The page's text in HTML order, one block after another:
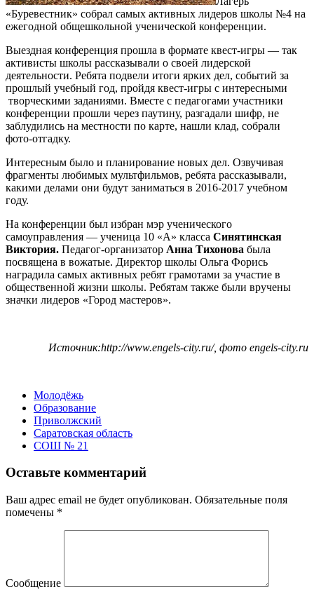
«Буревестник» собрал самых активных лидеров школы №4 на
ежегодной общешкольной ученической конференции.
Выездная конференция прошла в формате квест-игры — так
активисты школы рассказывали о своей лидерской
деятельности. Ребята подвели итоги ярких дел, событий за
прошлый учебный год, пройдя квест-игры с интересными
творческими заданиями. Вместе с педагогами участники
конференции прошли через паутину, разгадали шифр, не
заблудились на местности по карте, нашли клад, собрали
фото-отгадку.
Интересным было и планирование новых дел. Озвучивая
фрагменты любимых мультфильмов, ребята рассказывали,
какими делами они будут заниматься в 2016-2017 учебном
году.
На конференции был избран мэр ученического
самоуправления — ученица 10 «А» класса Синятинская
Виктория. Педагог-организатор Анна Тихонова была
посвящена в вожатые. Директор школы Ольга Форись
наградила самых активных ребят грамотами за участие в
общественной жизни школы. Ребятам также были вручены
значки лидеров «Город мастеров».
Источник:http://www.engels-city.ru/, фото engels-city.ru
Молодёжь
Образование
Приволжский
Саратовская область
СОШ № 21
Оставьте комментарий
Ваш адрес email не будет опубликован. Обязательные поля
помечены *
Сообщение